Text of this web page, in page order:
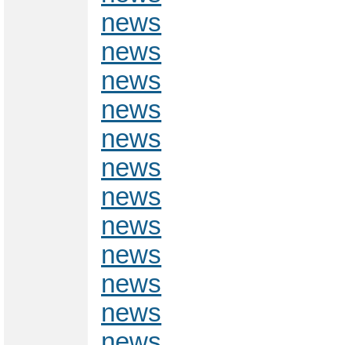
news
news
news
news
news
news
news
news
news
news
news